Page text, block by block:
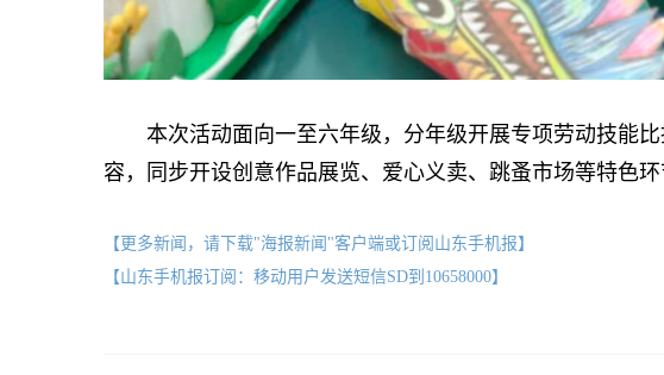
本次活动面向一至六年级，分年级开展专项劳动技能比
容，同步开设创意作品展览、爱心义卖、跳蚤市场等特色环
【更多新闻，请下载"海报新闻"客户端或订阅山东手机报】
【山东手机报订阅：移动用户发送短信SD到10658000】